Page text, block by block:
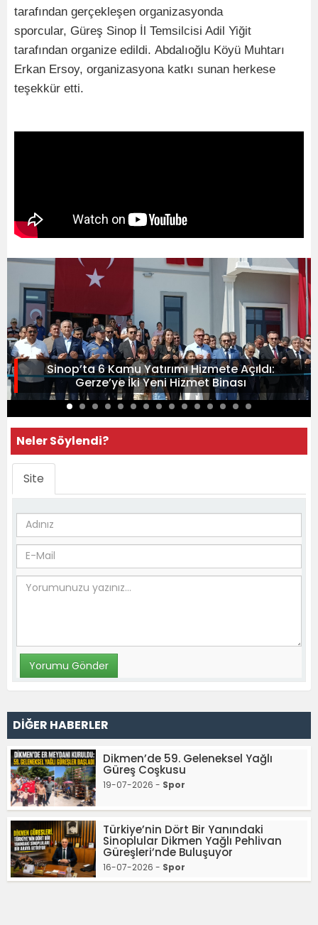
tarafından gerçekleşen organizasyonda
sporcular, Güreş Sinop İl Temsilcisi Adil Yiğit
tarafından organize edildi. Abdalıoğlu Köyü Muhtarı
Erkan Ersoy, organizasyona katkı sunan herkese
teşekkür etti.
Sinop’ta 6 Kamu Yatırımı Hizmete Açıldı:
Gerze’ye İki Yeni Hizmet Binası
Neler Söylendi?
Site
DİĞER HABERLER
Dikmen’de 59. Geleneksel Yağlı
Güreş Coşkusu
19-07-2026 - Spor
Türkiye’nin Dört Bir Yanındaki
Sinoplular Dikmen Yağlı Pehlivan
Güreşleri’nde Buluşuyor
16-07-2026 - Spor